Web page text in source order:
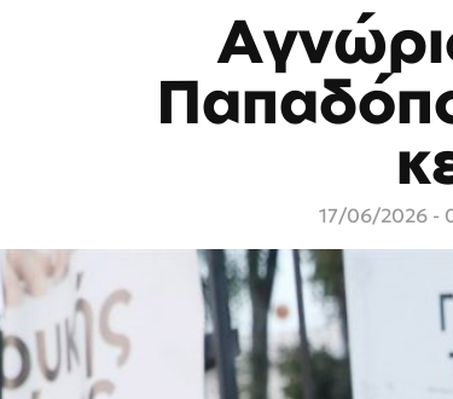
17/06/2026 -